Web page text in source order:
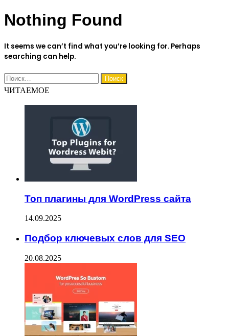
for
Nothing Found
It seems we can’t find what you’re looking for. Perhaps
searching can help.
Найти:
ЧИТАЕМОЕ
Топ плагины для WordPress сайта
14.09.2025
Подбор ключевых слов для SEO
20.08.2025